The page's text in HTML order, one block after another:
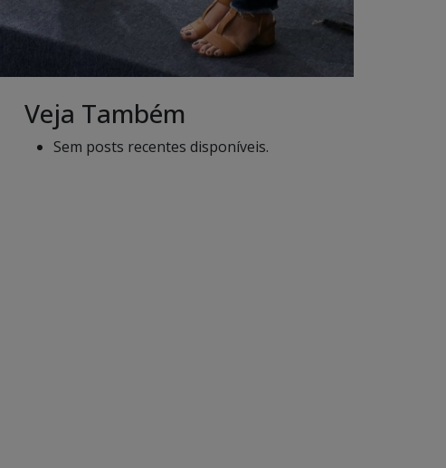
Veja Também
Sem posts recentes disponíveis.